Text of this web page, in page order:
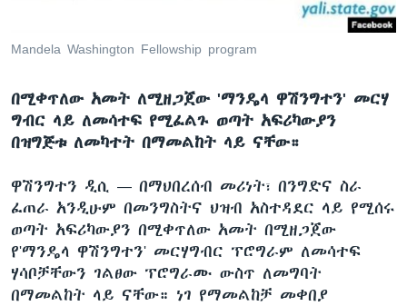
Mandela Washington Fellowship program
በሚቀጥለው አመት ለሚዘጋጀው 'ማንዴላ ዋሽንግተን' መርሃ
ግብር ላይ ለመሳተፍ የሚፈልጉ ወጣት አፍሪካውያን
በዝግጅቱ ለመካተት በማመልከት ላይ ናቸው።
ዋሽንግተን ዲሲ — በማህበረሰብ መሪነት፣ በንግድና ስራ
ፈጠራ አንዲሁም በመንግስትና ህዝብ አስተዳደር ላይ የሚሰሩ
ወጣት አፍሪካውያን በሚቀጥለው አመት በሚዘጋጀው
የ'ማንዴላ ዋሽንግተን' መርሃግብር ፕሮግራም ለመሳተፍ
ሃሳቦቻቸውን ገልፀው ፕሮግራሙ ውስጥ ለመግባት
በማመልከት ላይ ናቸው። ነገ የማመልከቻ መቀበያ